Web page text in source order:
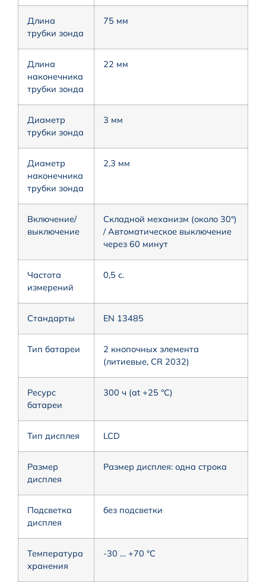
Длина
трубки зонда
75 мм
Длина
наконечника
трубки зонда
22 мм
Диаметр
трубки зонда
3 мм
Диаметр
наконечника
трубки зонда
2,3 мм
Включение/
выключение
Складной механизм (около 30°)
/ Автоматическое выключение
через 60 минут
Частота
измерений
0,5 с.
Стандарты EN 13485
Тип батареи
2 кнопочных элемента
(литиевые, CR 2032)
Ресурс
батареи
300 ч (at +25 °C)
Тип дисплея LCD
Размер
дисплея
Размер дисплея: одна строка
Подсветка
дисплея
без подсветки
Температура
хранения
-30 … +70 °C